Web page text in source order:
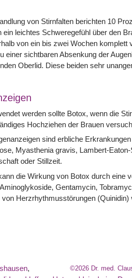
von Stirnfalten berichten 10
ein leichtes Schweregefühl über den
von ein bis zwei Wochen
einer sichtbaren Absenkung der
Oberlid. Diese beiden sehr
werden sollte Botox, wenn die
Hochziehen der Brauen
sind erbliche
Myasthenia gravis, Lambert-
oder Stillzeit.
die Wirkung von Botox durch eine
Gentamycin,
von Herzrhythmusstörungen (Quinidin)
©2026 Dr. med.
,